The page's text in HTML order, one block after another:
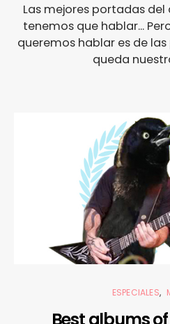
Las mejores portadas
tenemos que hablar...
queremos hablar es de
queda
ESPECIALES
Best albums of